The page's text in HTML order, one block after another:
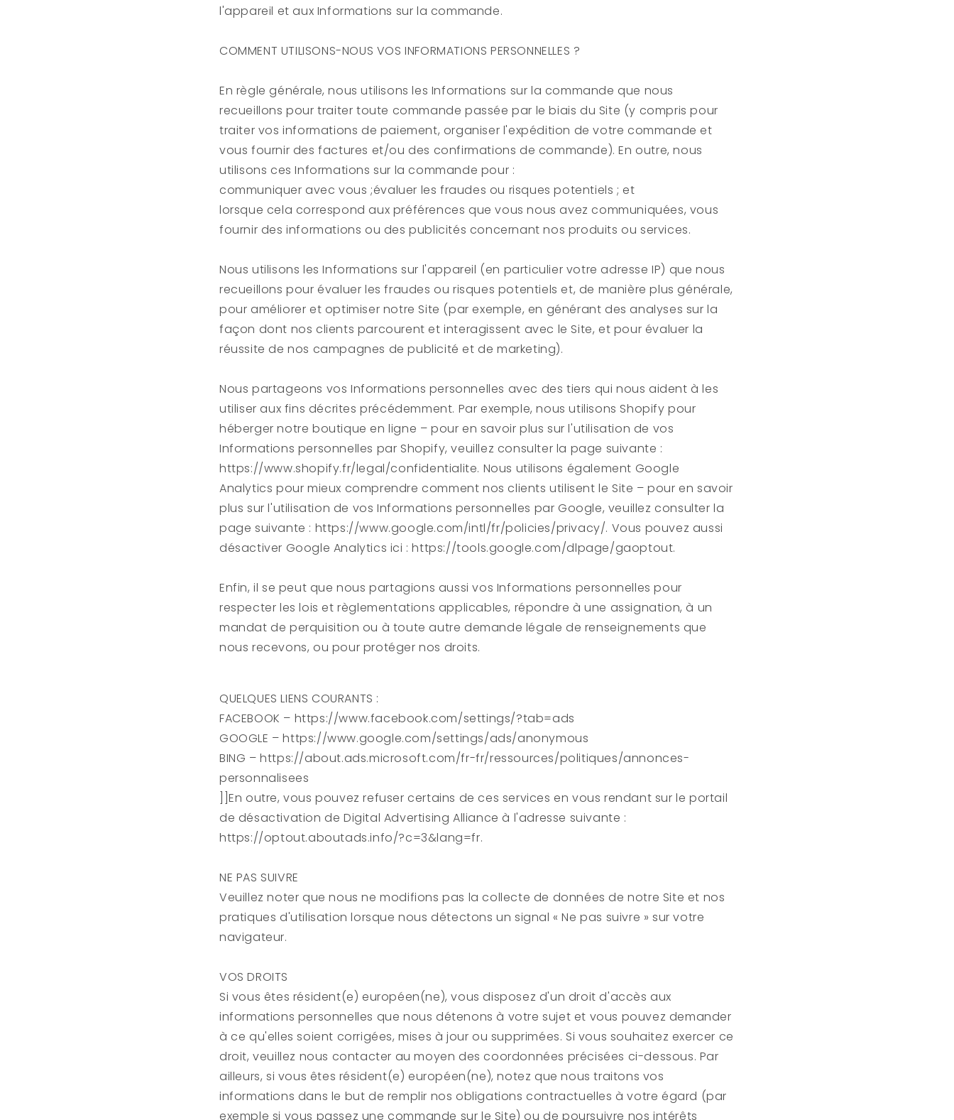
l'appareil et aux Informations sur la commande.
COMMENT UTILISONS-NOUS VOS INFORMATIONS PERSONNELLES ?
En règle générale, nous utilisons les Informations sur la commande que nous
recueillons pour traiter toute commande passée par le biais du Site (y compris pour
traiter vos informations de paiement, organiser l'expédition de votre commande et
vous fournir des factures et/ou des confirmations de commande). En outre, nous
utilisons ces Informations sur la commande pour :
communiquer avec vous ;évaluer les fraudes ou risques potentiels ; et
lorsque cela correspond aux préférences que vous nous avez communiquées, vous
fournir des informations ou des publicités concernant nos produits ou services.
Nous utilisons les Informations sur l'appareil (en particulier votre adresse IP) que nous
recueillons pour évaluer les fraudes ou risques potentiels et, de manière plus générale,
pour améliorer et optimiser notre Site (par exemple, en générant des analyses sur la
façon dont nos clients parcourent et interagissent avec le Site, et pour évaluer la
réussite de nos campagnes de publicité et de marketing).
Nous partageons vos Informations personnelles avec des tiers qui nous aident à les
utiliser aux fins décrites précédemment. Par exemple, nous utilisons Shopify pour
héberger notre boutique en ligne – pour en savoir plus sur l'utilisation de vos
Informations personnelles par Shopify, veuillez consulter la page suivante :
https://www.shopify.fr/legal/confidentialite. Nous utilisons également Google
Analytics pour mieux comprendre comment nos clients utilisent le Site – pour en savoir
plus sur l'utilisation de vos Informations personnelles par Google, veuillez consulter la
page suivante : https://www.google.com/intl/fr/policies/privacy/. Vous pouvez aussi
désactiver Google Analytics ici : https://tools.google.com/dlpage/gaoptout.
Enfin, il se peut que nous partagions aussi vos Informations personnelles pour
respecter les lois et règlementations applicables, répondre à une assignation, à un
mandat de perquisition ou à toute autre demande légale de renseignements que
nous recevons, ou pour protéger nos droits.
QUELQUES LIENS COURANTS :
FACEBOOK – https://www.facebook.com/settings/?tab=ads
GOOGLE – https://www.google.com/settings/ads/anonymous
BING – https://about.ads.microsoft.com/fr-fr/ressources/politiques/annonces-
personnalisees
]]En outre, vous pouvez refuser certains de ces services en vous rendant sur le portail
de désactivation de Digital Advertising Alliance à l'adresse suivante :
https://optout.aboutads.info/?c=3&lang=fr.
NE PAS SUIVRE
Veuillez noter que nous ne modifions pas la collecte de données de notre Site et nos
pratiques d'utilisation lorsque nous détectons un signal « Ne pas suivre » sur votre
navigateur.
VOS DROITS
Si vous êtes résident(e) européen(ne), vous disposez d'un droit d'accès aux
informations personnelles que nous détenons à votre sujet et vous pouvez demander
à ce qu'elles soient corrigées, mises à jour ou supprimées. Si vous souhaitez exercer ce
droit, veuillez nous contacter au moyen des coordonnées précisées ci-dessous. Par
ailleurs, si vous êtes résident(e) européen(ne), notez que nous traitons vos
informations dans le but de remplir nos obligations contractuelles à votre égard (par
exemple si vous passez une commande sur le Site) ou de poursuivre nos intérêts